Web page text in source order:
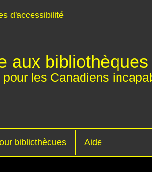
d'accessibilité
aux bibliothèques
les Canadiens
bibliothèques Aide